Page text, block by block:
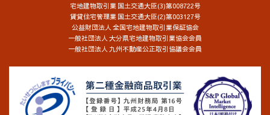
宅地建物取引業 国土交通大臣(3)第008722号
賃貸住宅管理業 国土交通大臣(2)第003127号
公益財団法人 全国宅地建物取引業保証協会
一般社団法人 大分県宅地建物取引業協会会員
一般社団法人 九州不動産公正取引協議会会員